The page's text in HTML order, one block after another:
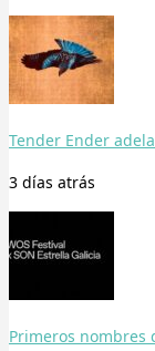
Tender Ender
3 días atrás
Primeros nombres